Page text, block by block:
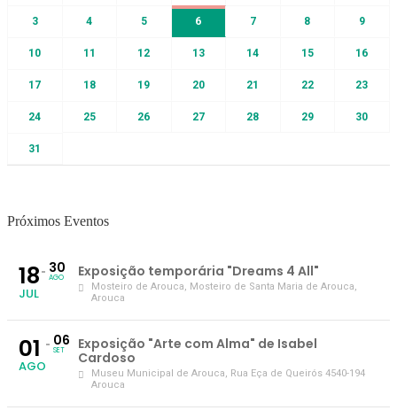
3 4 5 6 7 8 9
10 11 12 13 14 15 16
17 18 19 20 21 22 23
24 25 26 27 28 29 30
31
Próximos Eventos
18
JUL
30
AGO Exposição temporária "Dreams 4 All"
Mosteiro de Arouca, Mosteiro de Santa Maria de Arouca,
Arouca
01
AGO
06
SET
Exposição "Arte com Alma" de Isabel
Cardoso
Museu Municipal de Arouca, Rua Eça de Queirós 4540-194
Arouca